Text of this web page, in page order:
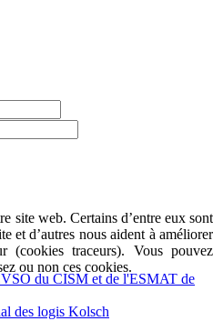
du CISM et de l'ESMAT de
des logis Kolsch
site web. Certains d’entre eux sont
et d’autres nous aident à améliorer
(cookies traceurs). Vous pouvez
ou non ces cookies.